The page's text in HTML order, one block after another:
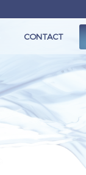
CONTACT